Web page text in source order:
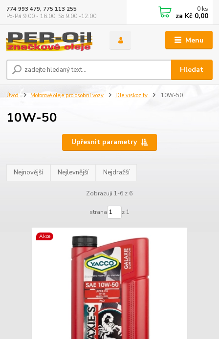
Menu
Hledat
774 993 479, 775 113 255
Po-Pá 9.00 - 16.00, So 9.00 -12.00
0 ks
za Kč 0,00
Úvod Motorové oleje pro osobní vozy Dle viskozity 10W-50
10W-50
Upřesnit parametry
Nejnovější Nejlevnější Nejdražší
Zobrazuji 1-6 z 6
strana z 1
Akce